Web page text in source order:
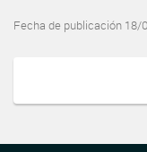
Fecha de publicación 18/